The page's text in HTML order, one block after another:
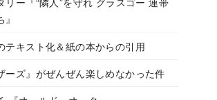
テキスト化＆紙の本からの引用
ーズ』がぜんぜん楽しめなかった件